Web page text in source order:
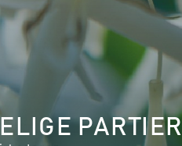
PARTIER